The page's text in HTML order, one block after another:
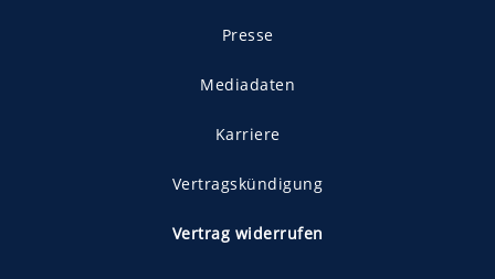
Presse
Mediadaten
Karriere
Vertragskündigung
Vertrag widerrufen